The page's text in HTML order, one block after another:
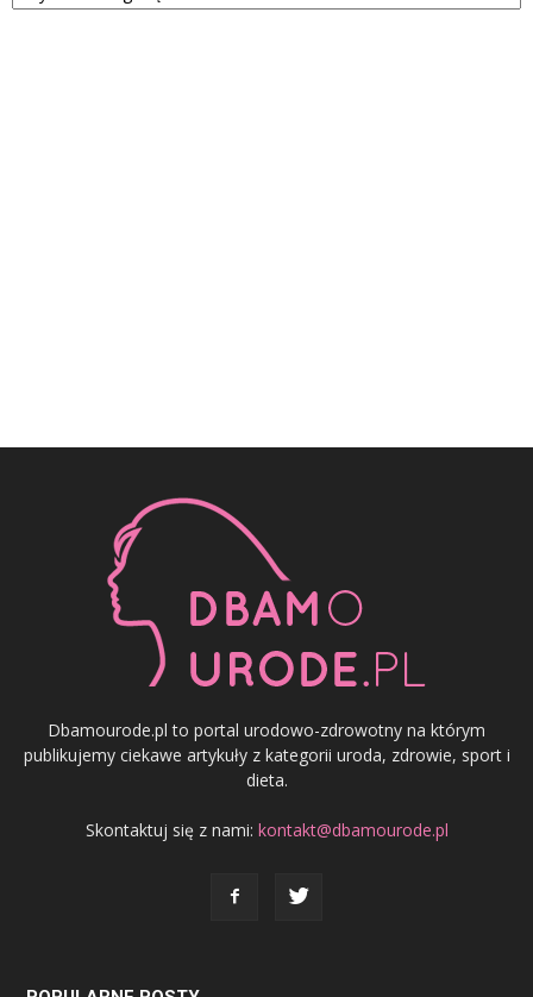
Dbamourode.pl to portal urodowo-zdrowotny na którym
publikujemy ciekawe artykuły z kategorii uroda, zdrowie, sport i
dieta.
Skontaktuj się z nami: kontakt@dbamourode.pl